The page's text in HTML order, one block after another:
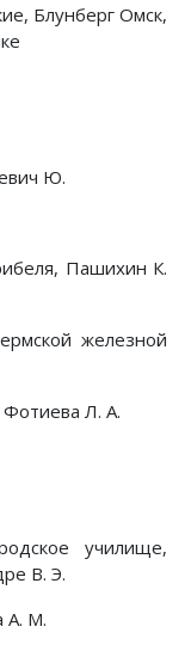
Блунберг Омск,
Ю.
Пашихин К.
железной
Л. А.
училище,
В. Э.
А. М.